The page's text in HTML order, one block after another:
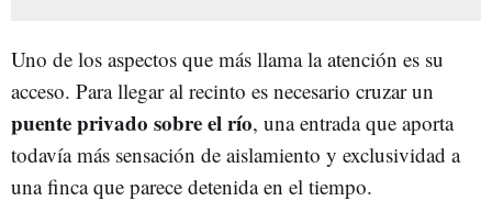
Uno de los aspectos que más llama la atención es su
acceso. Para llegar al recinto es necesario cruzar un
puente privado sobre el río, una entrada que aporta
todavía más sensación de aislamiento y exclusividad a
una finca que parece detenida en el tiempo.